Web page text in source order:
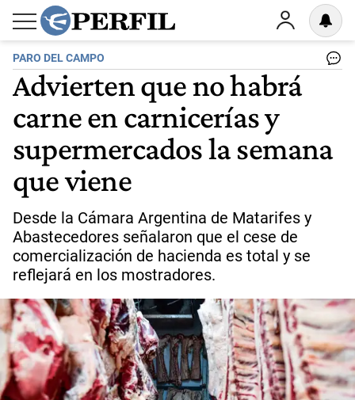
PARO DEL CAMPO
Advierten que no habrá
carne en carnicerías y
supermercados la semana
que viene
Desde la Cámara Argentina de Matarifes y
Abastecedores señalaron que el cese de
comercialización de hacienda es total y se
reflejará en los mostradores.